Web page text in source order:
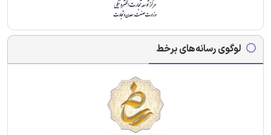
لوگوی رسانه‌های برخط